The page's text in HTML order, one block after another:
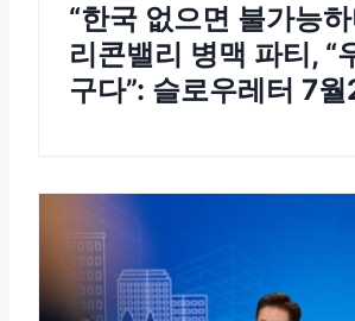
“한국 없으면 불가능
리콘밸리 병맥 파티, “
구다”: 슬로우레터 7